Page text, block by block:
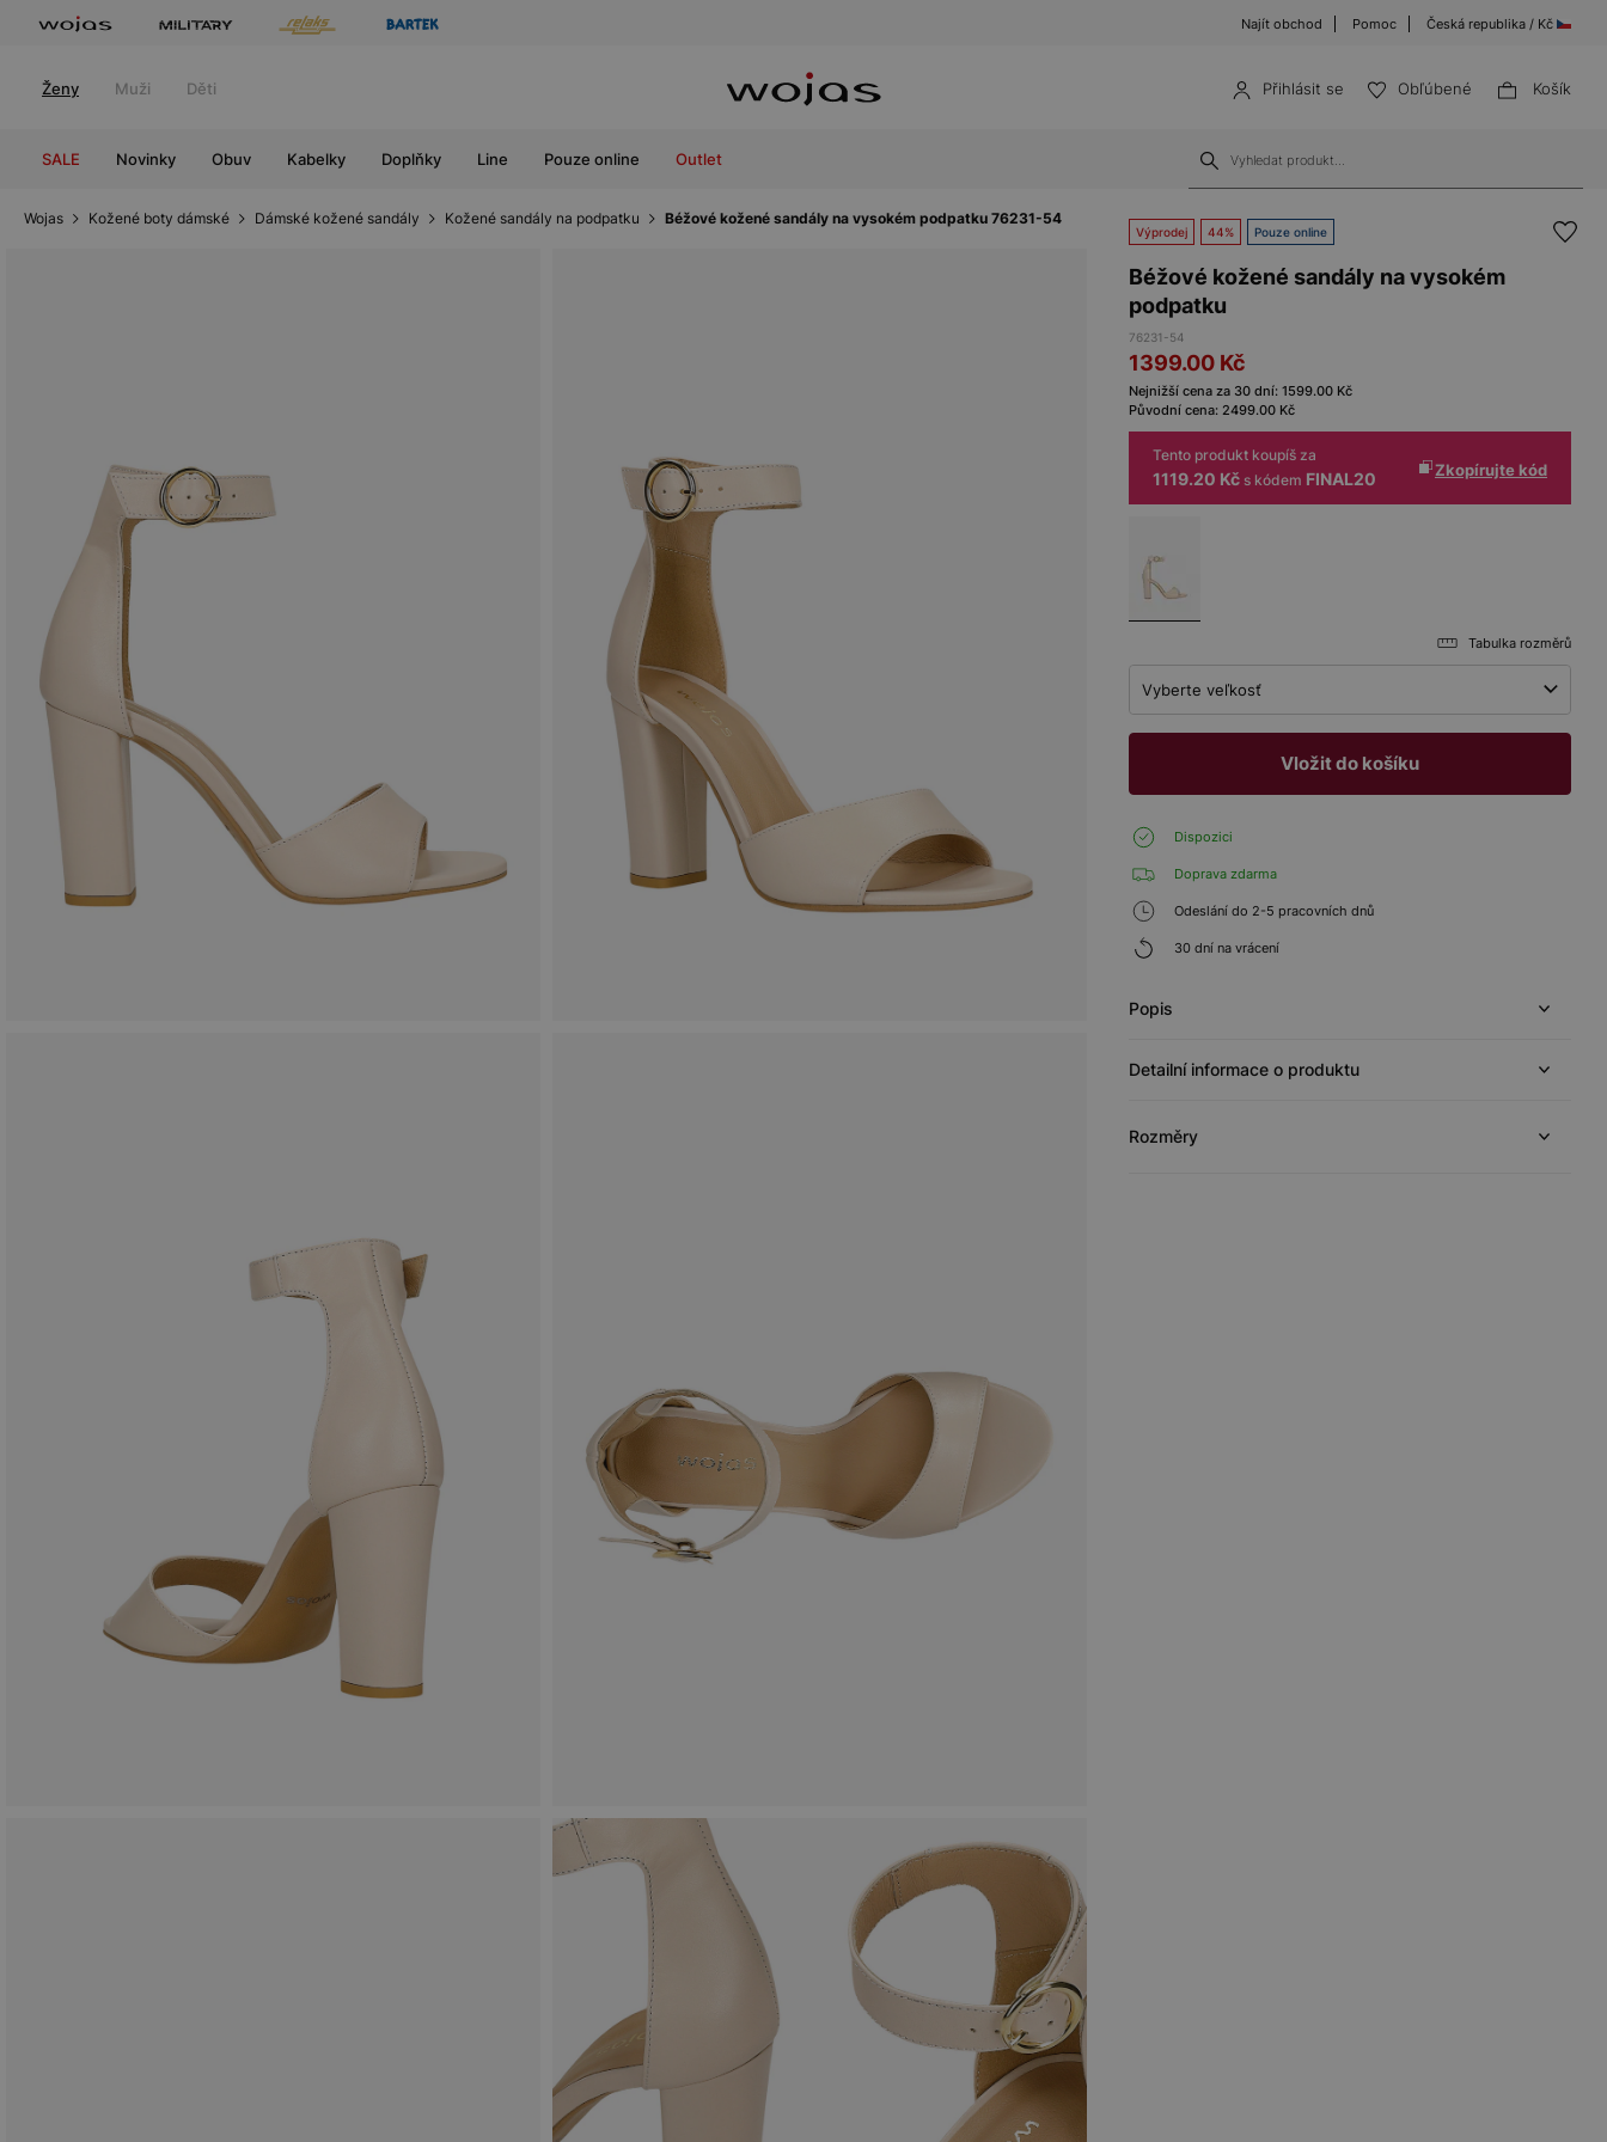
Najít obchod Pomoc Česká republika / Kč
Ženy Muži Děti Přihlásit se Obľúbené Košík
SALE Novinky Obuv Kabelky Doplňky Line Pouze online Outlet
Wojas Kožené boty dámské Dámské kožené sandály Kožené sandály na podpatku Béžové kožené sandály na vysokém podpatku 76231-54
Výprodej 44% Pouze online
Béžové kožené sandály na vysokém
podpatku
76231-54
1399.00 Kč
Nejnižší cena za 30 dní: 1599.00 Kč
Původní cena: 2499.00 Kč
Tento produkt koupíš za
1119.20 Kč s kódem FINAL20 Zkopírujte kód
Tabulka rozměrů
Vyberte veľkosť
Vložit do košíku
Dispozici
Doprava zdarma
Odeslání do 2-5 pracovních dnů
30 dní na vrácení
Popis
Detailní informace o produktu
Rozměry